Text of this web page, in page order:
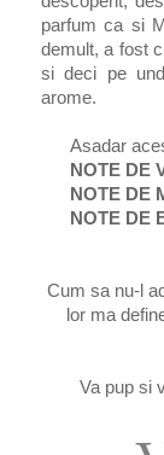
parfum ca si
demult, a fost
si deci pe
arome.
Asadar
NOTE DE
NOTE DE
NOTE DE
Cum sa nu-l
lor ma
Va pup si